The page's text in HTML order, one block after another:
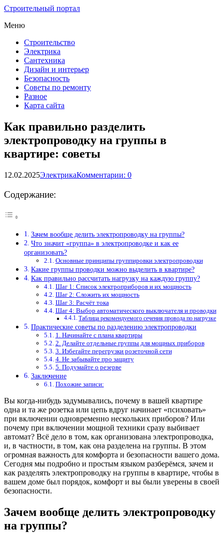
Строительный портал
Меню
Строительство
Электрика
Сантехника
Дизайн и интерьер
Безопасность
Советы по ремонту
Разное
Карта сайта
Как правильно разделить
электропроводку на группы в
квартире: советы
12.02.2025ЭлектрикаКомментарии: 0
Содержание:
Зачем вообще делить электропроводку на группы?
Что значит «группа» в электропроводке и как ее
организовать?
Основные принципы группировки электропроводки
Какие группы проводки можно выделить в квартире?
Как правильно рассчитать нагрузку на каждую группу?
Шаг 1: Список электроприборов и их мощность
Шаг 2: Сложить их мощность
Шаг 3: Расчёт тока
Шаг 4: Выбор автоматического выключателя и проводки
Таблица рекомендуемого сечения провода по нагрузке
Практические советы по разделению электропроводки
1. Начинайте с плана квартиры
2. Делайте отдельные группы для мощных приборов
3. Избегайте перегрузки розеточной сети
4. Не забывайте про защиту
5. Подумайте о резерве
Заключение
Похожие записи:
Вы когда-нибудь задумывались, почему в вашей квартире
одна и та же розетка или цепь вдруг начинает «психовать»
при включении одновременно нескольких приборов? Или
почему при включении мощной техники сразу выбивает
автомат? Всё дело в том, как организована электропроводка,
и, в частности, в том, как она разделена на группы. В этом
огромная важность для комфорта и безопасности вашего дома.
Сегодня мы подробно и простым языком разберёмся, зачем и
как разделять электропроводку на группы в квартире, чтобы в
вашем доме был порядок, комфорт и вы были уверены в своей
безопасности.
Зачем вообще делить электропроводку
на группы?